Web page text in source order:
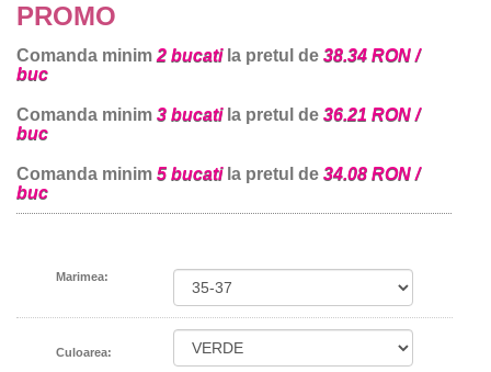
PROMO
Comanda minim 2 bucatila pretul de 38.34 RON /
buc
Comanda minim 3 bucatila pretul de 36.21 RON /
buc
Comanda minim 5 bucatila pretul de 34.08 RON /
buc
Marimea:
Culoarea: